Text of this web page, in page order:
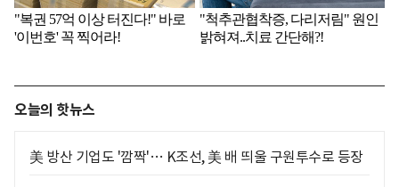
오늘의 핫뉴스
美 방산 기업도 '깜짝'… K조선, 美 배 띄울 구원투수로 등장